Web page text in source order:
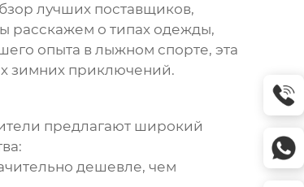
лучших поставщиков,
расскажем о типах одежды,
опыта в лыжном спорте, эта
зимних приключений.
предлагают широкий
дешевле, чем